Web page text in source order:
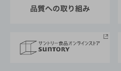
採用情報